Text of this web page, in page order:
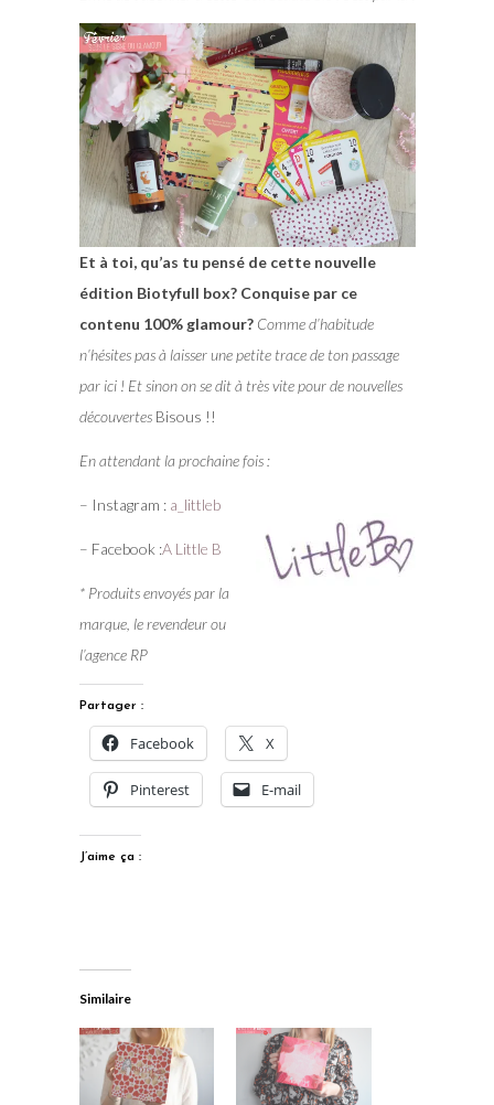
Et à toi, qu’as tu pensé de cette nouvelle
édition Biotyfull box? Conquise par ce
contenu 100% glamour? Comme d’habitude
n’hésites pas à laisser une petite trace de ton passage
par ici ! Et sinon on se dit à très vite pour de nouvelles
découvertesBisous !!
En attendant la prochaine fois :
– Instagram : a_littleb
– Facebook :A Little B
* Produits envoyés par la
marque, le revendeur ou
l’agence RP
Partager :
Facebook X
Pinterest E-mail
J’aime ça :
Similaire